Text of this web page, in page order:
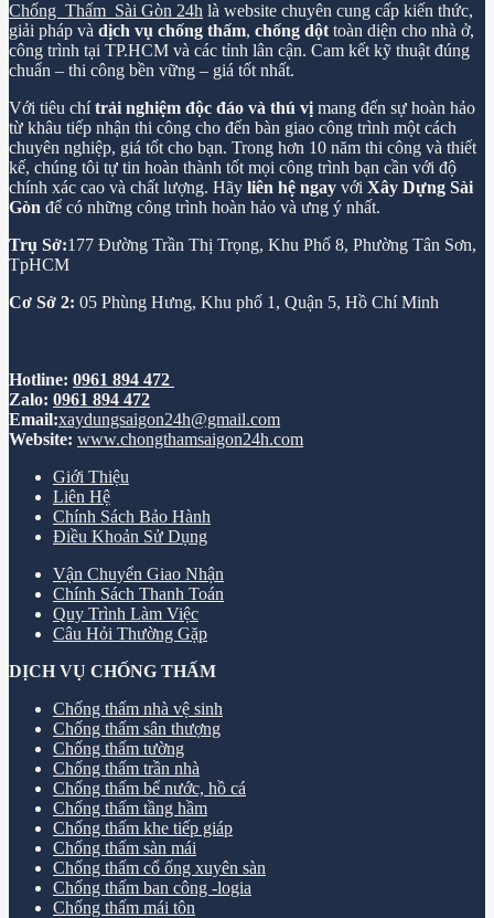
Chống Thấm Sài Gòn 24h là website chuyên cung cấp kiến thức,
giải pháp và dịch vụ chống thấm, chống dột toàn diện cho nhà ở,
công trình tại TP.HCM và các tỉnh lân cận. Cam kết kỹ thuật đúng
chuẩn – thi công bền vững – giá tốt nhất.
Với tiêu chítrải nghiệm độc đáo và thú vị mang đến sự hoàn hảo
từ khâu tiếp nhận thi công cho đến bàn giao công trình một cách
chuyên nghiệp, giá tốt cho bạn. Trong hơn 10 năm thi công và thiết
kế, chúng tôi tự tin hoàn thành tốt mọi công trình bạn cần với độ
chính xác cao và chất lượng. Hãy liên hệ ngay với Xây Dựng Sài
Gòn để có những công trình hoàn hảo và ưng ý nhất.
Trụ Sở:177 Đường Trần Thị Trọng, Khu Phố 8, Phường Tân Sơn,
TpHCM
Cơ Sở 2: 05 Phùng Hưng, Khu phố 1, Quận 5, Hồ Chí Minh
Hotline: 0961 894 472
Zalo: 0961 894 472
Email:xaydungsaigon24h@gmail.com
Website: www.chongthamsaigon24h.com
Giới Thiệu
Liên Hệ
Chính Sách Bảo Hành
Điều Khoản Sử Dụng
Vận Chuyển Giao Nhận
Chính Sách Thanh Toán
Quy Trình Làm Việc
Câu Hỏi Thường Gặp
DỊCH VỤ CHỐNG THẤM
Chống thấm nhà vệ sinh
Chống thấm sân thượng
Chống thấm tường
Chống thấm trần nhà
Chống thấm bể nước, hồ cá
Chống thấm tầng hầm
Chống thấm khe tiếp giáp
Chống thấm sàn mái
Chống thấm cổ ống xuyên sàn
Chống thấm ban công -logia
Chống thấm mái tôn